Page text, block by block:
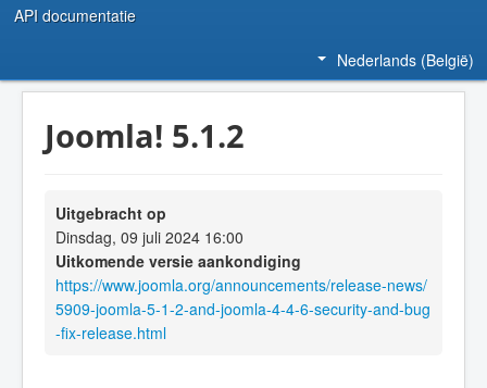
API documentatie
Nederlands (België)
Joomla! 5.1.2
Uitgebracht op
Dinsdag, 09 juli 2024 16:00
Uitkomende versie aankondiging
https://www.joomla.org/announcements/release-news/
5909-joomla-5-1-2-and-joomla-4-4-6-security-and-bug
-fix-release.html